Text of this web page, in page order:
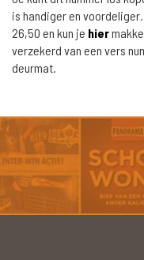
is handiger en
26,50 en kun je hier
verzekerd van een vers
deurmat.